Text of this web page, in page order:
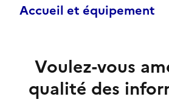
Accueil et équipement
Voulez-vous
qualité des